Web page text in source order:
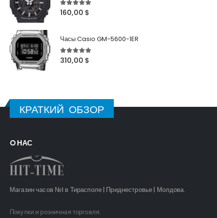
5out of 5
160,00 $
Часы Casio GM-5600-1ER
5out of 5
310,00 $
КРАТКИЙ ОБЗОР
O НАС
Магазин часов №1 в Тирасполе | Приднестровье | Молдова.
Покупки и розничная торговля.